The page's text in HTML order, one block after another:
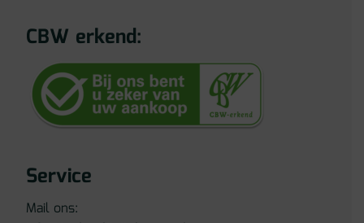
CBW erkend:
Service
Mail ons: